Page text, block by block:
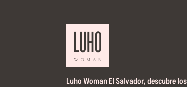
Luho Woman El Salvador, descubre los